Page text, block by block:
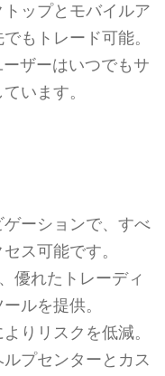
トップとモバイルア
もトレード可能。
ーザーはいつでもサ
います。
ーションで、すべ
ス可能です。
優れたトレーディ
ルを提供。
りリスクを低減。
ルプセンターとカス